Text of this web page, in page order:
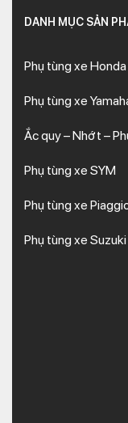
DANH MỤC SẢN
Phụ tùng xe Honda
Phụ tùng xe
Ắc quy – Nhớt –
Phụ tùng xe SYM
Phụ tùng xe
Phụ tùng xe Suzuki